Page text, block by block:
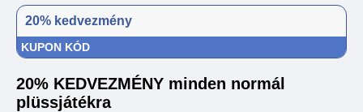
20% kedvezmény
KUPON KÓD
20% KEDVEZMÉNY minden normál
plüssjátékra